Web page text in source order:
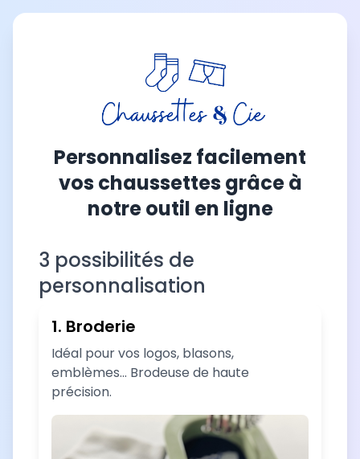
Personnalisez facilement
vos chaussettes grâce à
notre outil en ligne
3 possibilités de
personnalisation
1. Broderie
Idéal pour vos logos, blasons,
emblèmes... Brodeuse de haute
précision.